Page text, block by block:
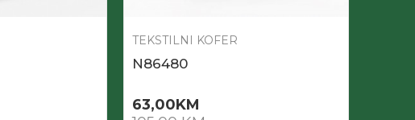
TEKSTILNI KOFER
N86480
63,00KM